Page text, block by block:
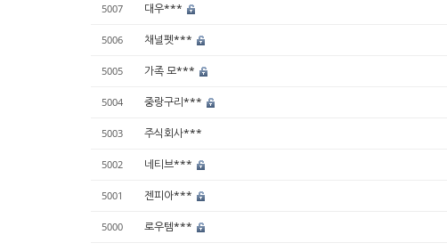
5007 대우***
5006 채널펫***
5005 가족 모***
5004 중랑구리***
5003 주식회사***
5002 네티브***
5001 젠피아***
5000 로우템***